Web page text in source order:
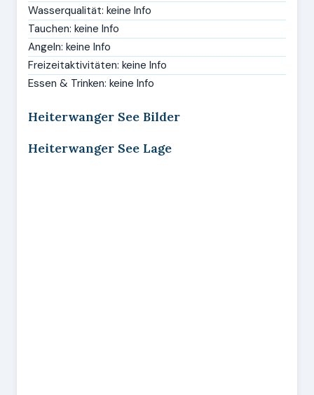
Wasserqualität: keine Info
Tauchen: keine Info
Angeln: keine Info
Freizeitaktivitäten: keine Info
Essen & Trinken: keine Info
Heiterwanger See Bilder
Heiterwanger See Lage